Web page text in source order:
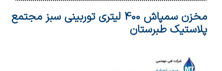
مخزن سمپاش 400 لیتری توربینی سبز مجتمع
پلاستیک طبرستان